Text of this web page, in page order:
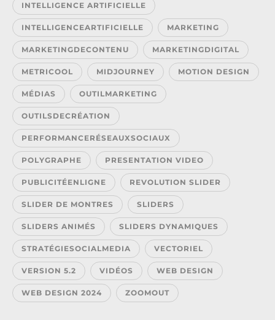
INTELLIGENCE ARTIFICIELLE
INTELLIGENCEARTIFICIELLE MARKETING
MARKETINGDECONTENU MARKETINGDIGITAL
METRICOOL MIDJOURNEY MOTION DESIGN
MÉDIAS OUTILMARKETING
OUTILSDECRÉATION
PERFORMANCERÉSEAUXSOCIAUX
POLYGRAPHE PRESENTATION VIDEO
PUBLICITÉENLIGNE REVOLUTION SLIDER
SLIDER DE MONTRES SLIDERS
SLIDERS ANIMÉS SLIDERS DYNAMIQUES
STRATÉGIESOCIALMEDIA VECTORIEL
VERSION 5.2 VIDÉOS WEB DESIGN
WEB DESIGN 2024 ZOOMOUT